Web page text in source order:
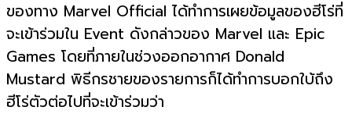
ของทาง Marvel Official ได้ทำการเผยข้อมูลของฮีโร่ที่
จะเข้าร่วมใน Event ดังกล่าวของ Marvel และ Epic
Games โดยที่ภายในช่วงออกอากาศ Donald
Mustard พิธีกรชายของรายการก็ได้ทำการบอกใบ้ถึง
ฮีโร่ตัวต่อไปที่จะเข้าร่วมว่า